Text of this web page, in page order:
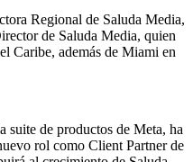
Regional de Saluda Media,
de Saluda Media, quien
Caribe, además de Miami en
suite de productos de Meta, ha
rol como Client Partner de